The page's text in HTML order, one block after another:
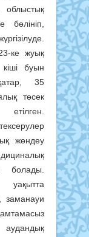
облыстық
бөлініп,
ке жуық
буын
35
төсек
жөндеу
болады.
заманауи